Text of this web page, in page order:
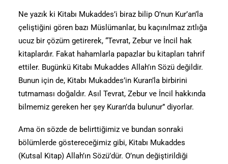
Ne yazık ki Kitabı Mukaddes’i biraz bilip O’nun Kur’an’la
çeliştiğini gören bazı Müslümanlar, bu kaçınılmaz zıtlığa
ucuz bir çözüm getirerek, “Tevrat, Zebur ve İncil hak
kitaplardır. Fakat hahamlarla papazlar bu kitapları tahrif
ettiler. Bugünkü Kitabı Mukaddes Allah’ın Sözü değildir.
Bunun için de, Kitabı Mukaddes’in Kuran’la birbirini
tutmaması doğaldır. Asıl Tevrat, Zebur ve İncil hakkında
bilmemiz gereken her şey Kuran’da bulunur” diyorlar.
Ama ön sözde de belirttiğimiz ve bundan sonraki
bölümlerde göstereceğimiz gibi, Kitabı Mukaddes
(Kutsal Kitap) Allah’ın Sözü’dür. O’nun değiştirildiği